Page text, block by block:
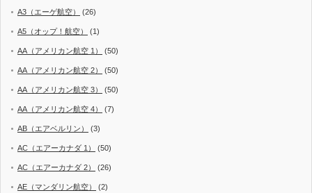
A3（エーゲ航空） (26)
A5（オップ！航空） (1)
AA（アメリカン航空 1） (50)
AA（アメリカン航空 2） (50)
AA（アメリカン航空 3） (50)
AA（アメリカン航空 4） (7)
AB（エアベルリン） (3)
AC（エアーカナダ 1） (50)
AC（エアーカナダ 2） (26)
AE（マンダリン航空） (2)